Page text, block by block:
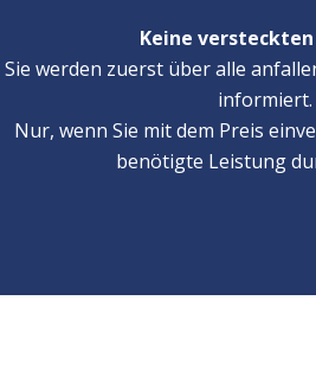
Keine
Sie werden zuerst über alle
informiert.
Nur, wenn Sie mit dem Preis
benötigte Leistung